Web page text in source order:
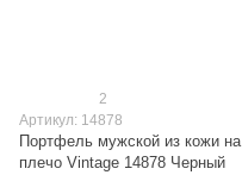
2
Артикул: 14878
Портфель мужской из кожи на
плечо Vintage 14878 Черный